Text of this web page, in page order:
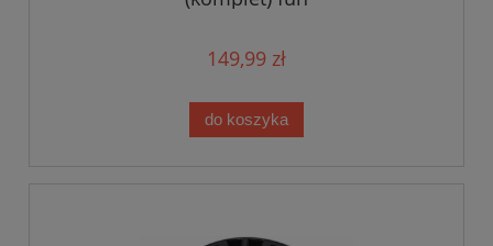
149,99 zł
do koszyka